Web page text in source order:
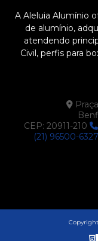
A Aleluia Alumínio
de alumínio,
atendendo
Civil, perfis para
CEP: 20911-210
(21) 96500-6327
Copyright